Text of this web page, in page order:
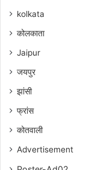
kolkata
कोलकाता
Jaipur
जयपुर
झांसी
फ्रांस
कोतवाली
Advertisement